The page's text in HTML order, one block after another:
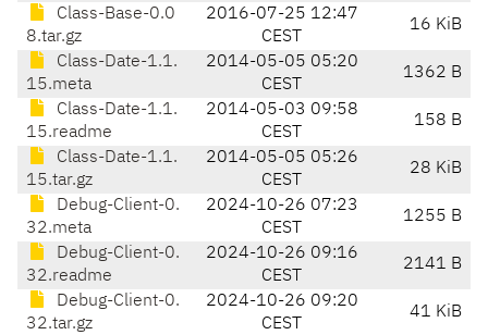
Class-Base-0.0
8.tar.gz
2016-07-25 12:47
CEST
16 KiB
Class-Date-1.1.
15.meta
2014-05-05 05:20
CEST
1362 B
Class-Date-1.1.
15.readme
2014-05-03 09:58
CEST
158 B
Class-Date-1.1.
15.tar.gz
2014-05-05 05:26
CEST
28 KiB
Debug-Client-0.
32.meta
2024-10-26 07:23
CEST
1255 B
Debug-Client-0.
32.readme
2024-10-26 09:16
CEST
2141 B
Debug-Client-0.
32.tar.gz
2024-10-26 09:20
CEST
41 KiB